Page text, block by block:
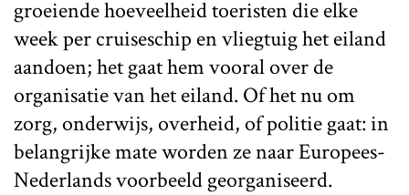
groeiende hoeveelheid toeristen die elke
week per cruiseschip en vliegtuig het eiland
aandoen; het gaat hem vooral over de
organisatie van het eiland. Of het nu om
zorg, onderwijs, overheid, of politie gaat: in
belangrijke mate worden ze naar Europees-
Nederlands voorbeeld georganiseerd.